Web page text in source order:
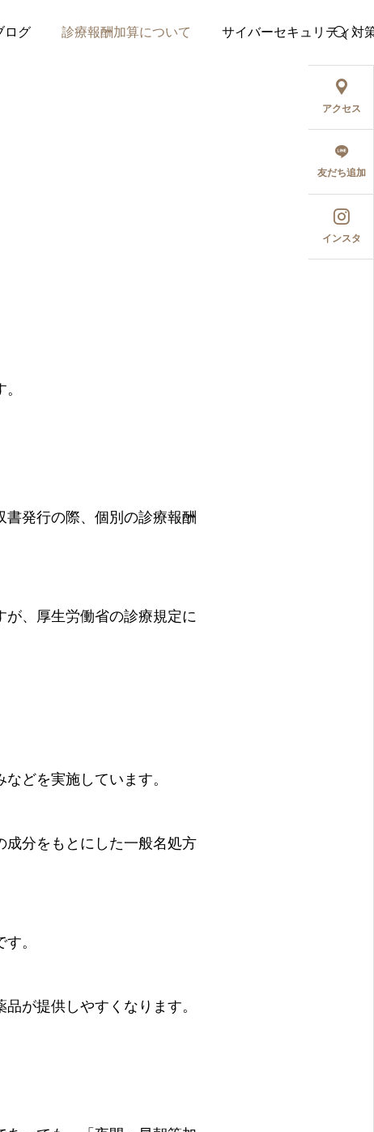
ログ 診療報酬加算について サイバーセキュリティ対
アクセス
友だち追加
インスタ
発行の際、個別の診療報酬
、厚生労働省の診療規定に
どを実施しています。
成分をもとにした一般名処方
。
が提供しやすくなります。